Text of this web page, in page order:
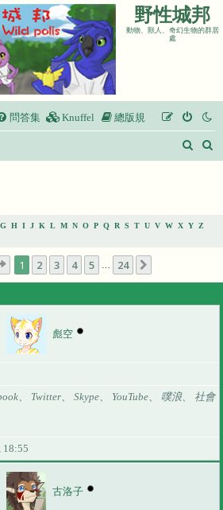
野性城邦
動物、獸人、奇幻生物的群居
處
問答集 Knuffel 總版規
搜
G H I J K L M N O P Q R S T U V W X Y Z
第 1 頁 (共24 頁)
1 2 3 4 5 24
彪空
、 Twitter、 Skype、 YouTube、 噗浪、 社會
18:55
古洛子